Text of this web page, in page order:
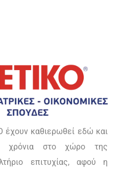
έχουν καθιερωθεί εδώ και
χρόνια στο χώρο της
επιτυχίας, αφού η